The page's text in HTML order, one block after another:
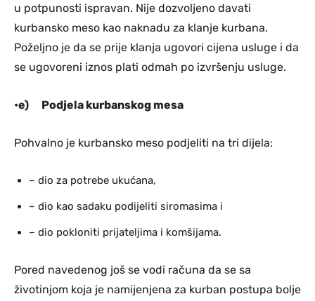
u potpunosti ispravan. Nije dozvoljeno davati
kurbansko meso kao naknadu za klanje kurbana.
Poželjno je da se prije klanja ugovori cijena usluge i da
se ugovoreni iznos plati odmah po izvršenju usluge.
•e) Podjela kurbanskog mesa
Pohvalno je kurbansko meso podjeliti na tri dijela:
– dio za potrebe ukućana,
– dio kao sadaku podijeliti siromasima i
– dio pokloniti prijateljima i komšijama.
Pored navedenog još se vodi računa da se sa
životinjom koja je namijenjena za kurban postupa bolje